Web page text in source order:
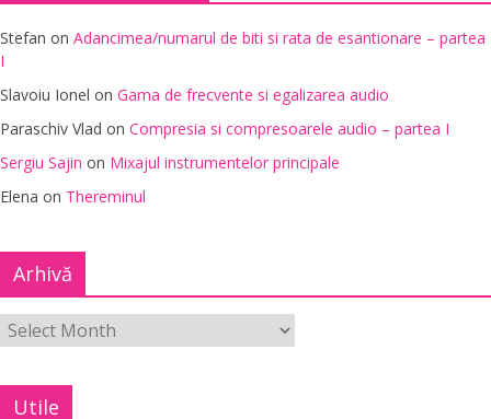
Stefan on Adancimea/numarul de biti si rata de esantionare – partea
I
Slavoiu Ionel on Gama de frecvente si egalizarea audio
Paraschiv Vlad on Compresia si compresoarele audio – partea I
Sergiu Sajin on Mixajul instrumentelor principale
Elena on Thereminul
Arhivă
Utile